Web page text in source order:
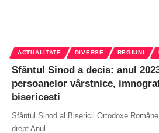
ACTUALITATE DIVERSE REGIUNI
Sfântul Sinod a decis: anul
persoanelor vârstnice,
bisericesti
Sfântul Sinod al Bisericii Ortodoxe
drept Anul …